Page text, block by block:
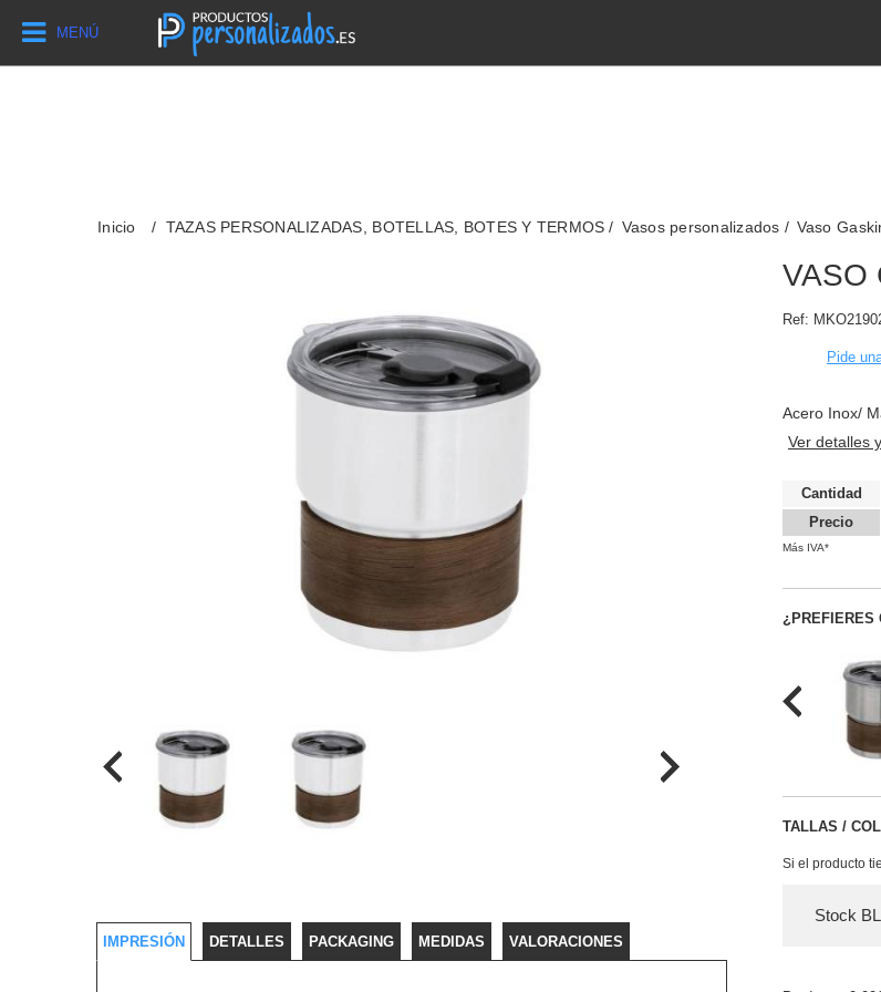
MENÚ
Inicio TAZAS PERSONALIZADAS, BOTELLAS, BOTES Y TERMOS Vasos personalizados Vaso
IMPRESIÓN DETALLES PACKAGING MEDIDAS VALORACIONES
VASO
Ref:
Pide
Acero Inox/
Ver detalles
Cantidad
Precio
Más IVA*
¿PREFIERES
TALLAS /
Si el producto
Stock